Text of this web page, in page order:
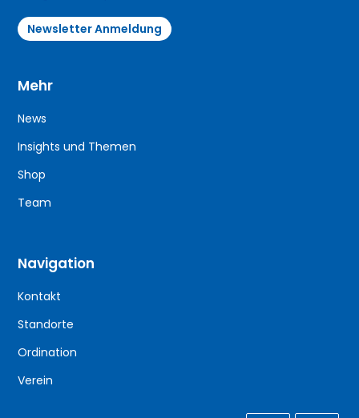
Newsletter Anmeldung
Mehr
News
Insights und Themen
Shop
Team
Navigation
Kontakt
Standorte
Ordination
Verein